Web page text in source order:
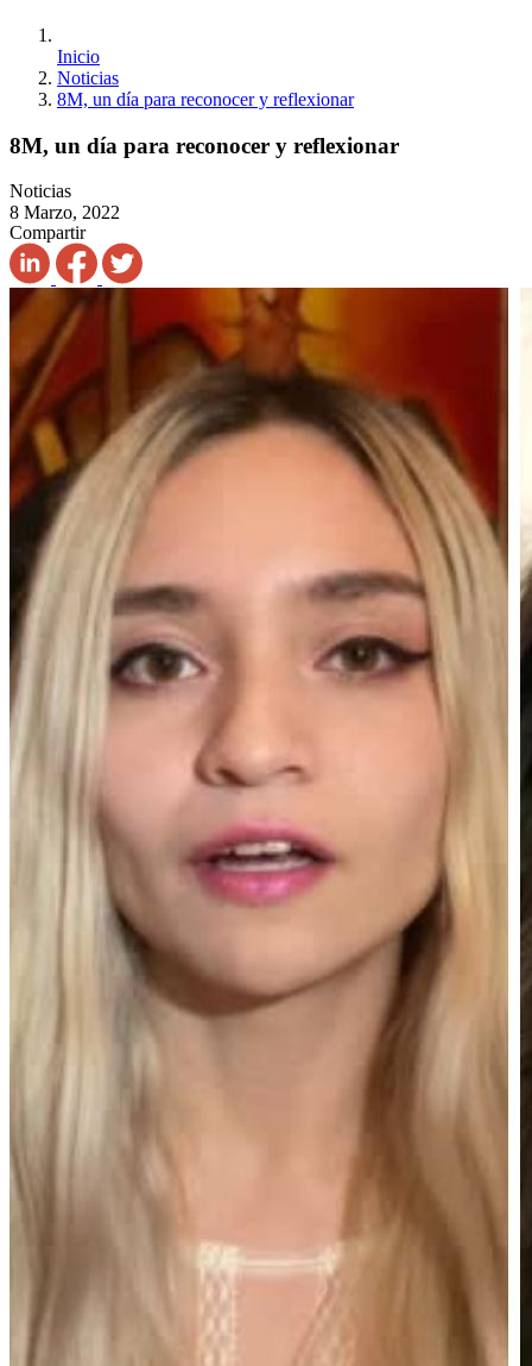
Inicio
Noticias
8M, un día para reconocer y reflexionar
8M, un día para reconocer y reflexionar
Noticias
8 Marzo, 2022
Compartir